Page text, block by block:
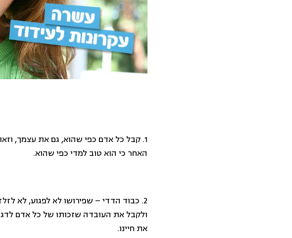
1. קבל כל אדם כפי שהוא, גם את עצמך,
האחר כי הוא טוב למדי כפי שהוא.
2. כבוד הדדי – שפירושו לא לפגוע, לא
ולקבל את העובדה שזכותו של כל אדם
את חיינו.